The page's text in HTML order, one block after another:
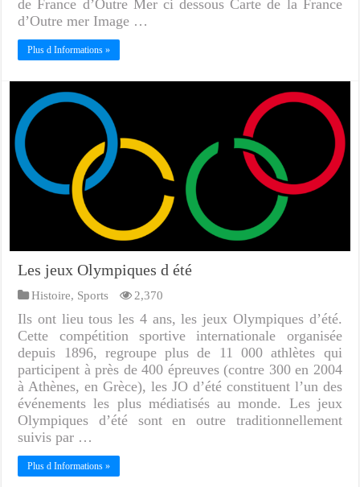
de France d’Outre Mer ci dessous Carte de la France
d’Outre mer Image …
Plus d Informations »
Les jeux Olympiques d été
Histoire, Sports 2,370
Ils ont lieu tous les 4 ans, les jeux Olympiques d’été.
Cette compétition sportive internationale organisée
depuis 1896, regroupe plus de 11 000 athlètes qui
participent à près de 400 épreuves (contre 300 en 2004
à Athènes, en Grèce), les JO d’été constituent l’un des
événements les plus médiatisés au monde. Les jeux
Olympiques d’été sont en outre traditionnellement
suivis par …
Plus d Informations »